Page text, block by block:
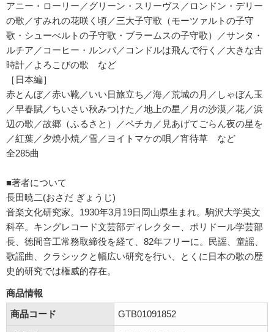
アニー・ローリー／グリーン・スリーヴス／ロンドン・デリー
の歌／すみれの花咲く頃／三大子守歌（モーツァルトの子守
歌・シューべルトの子守歌・ブラームスの子守歌）／サンタ・
ルチア／コーヒー・ルンバ／コンドルは飛んで行く／大きな古
時計／よろこびの歌 など
［日本編］
赤とんぼ／赤い靴／いい日旅立ち／海／荒城の月／しゃぼん玉
／早春賦／ちいさい秋みつけた／地上の星／月の沙漠／花／浜
辺の歌／故郷（ふるさと）／ペチカ／見あげてごらん夜の星を
／紅葉／夕焼小焼／雪／ヨイトマケの唄／宵待草 など
全285曲
■著者について
長田暁二(おさだ ぎょうじ)
音楽文化研究家。1930年3月19日岡山県生まれ。駒沢大学英文
科卒。キングレコード文芸部ディレクター、ポリドール学芸部
長、徳間音工常務取締役を経て、82年フリーに。民謡、童謡、
歌謡曲、クラシックと幅広い研究を行い、とくに日本の歌の歴
史的研究では権威的存在。
商品情報
商品コード
GTB01091852